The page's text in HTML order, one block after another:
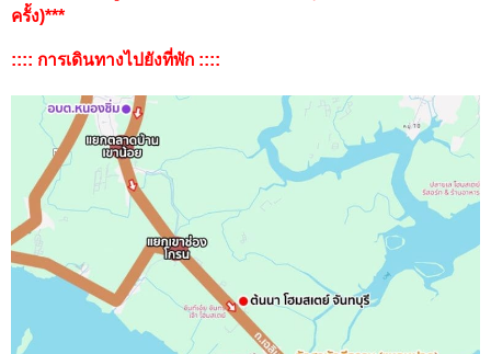
ครั้ง)***
:::: การเดินทางไปยังที่พัก ::::